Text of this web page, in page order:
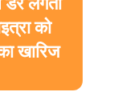
को
खारिज